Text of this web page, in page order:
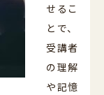
せるこ
とで、
受講者
の理解
や記憶